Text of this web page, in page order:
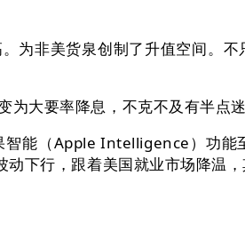
非美货泉创制了升值空间。不
大要率降息，不克不及有半点
能（Apple Intelligence）功能
行，跟着美国就业市场降温，